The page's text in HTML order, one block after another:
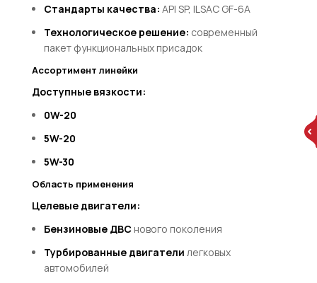
Стандарты качества: API SP, ILSAC GF-6A
Технологическое решение: современный
пакет функциональных присадок
Ассортимент линейки
Доступные вязкости:
0W-20
5W-20
5W-30
Область применения
Целевые двигатели:
Бензиновые ДВСнового поколения
Турбированные двигатели легковых
автомобилей